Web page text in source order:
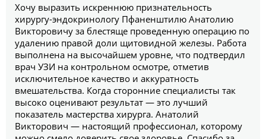
Хочу выразить искреннюю признательность
хирургу-эндокринологу Пфаненштилю Анатолию
Викторовичу за блестяще проведенную операцию по
удалению правой доли щитовидной железы. Работа
выполнена на высочайшем уровне, что подтвердил
врач УЗИ на контрольном осмотре, отметив
исключительное качество и аккуратность
вмешательства. Когда сторонние специалисты так
высоко оценивают результат — это лучший
показатель мастерства хирурга. Анатолий
Викторович — настоящий профессионал, которому